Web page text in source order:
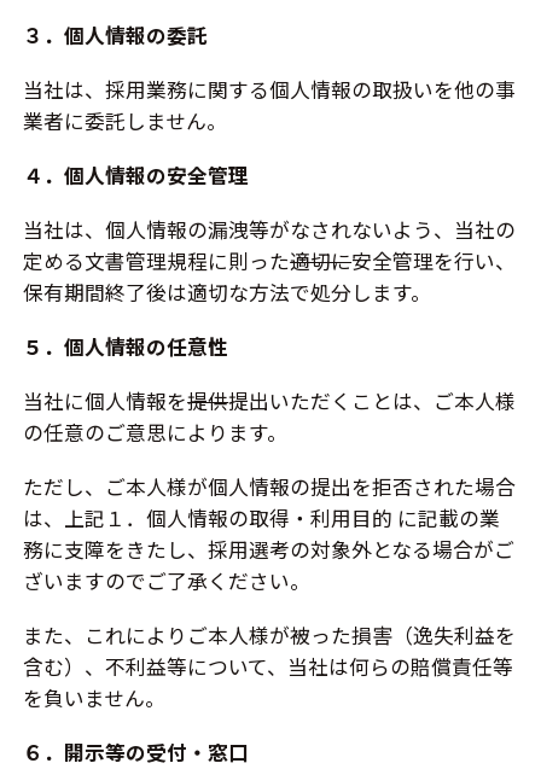
３．個人情報の委託
当社は、採用業務に関する個人情報の取扱いを他の事
業者に委託しません。
４．個人情報の安全管理
当社は、個人情報の漏洩等がなされないよう、当社の
定める文書管理規程に則った適切に安全管理を行い、
保有期間終了後は適切な方法で処分します。
５．個人情報の任意性
当社に個人情報を提供提出いただくことは、ご本人様
の任意のご意思によります。
ただし、ご本人様が個人情報の提出を拒否された場合
は、上記１．個人情報の取得・利用目的 に記載の業
務に支障をきたし、採用選考の対象外となる場合がご
ざいますのでご了承ください。
また、これによりご本人様が被った損害（逸失利益を
含む）、不利益等について、当社は何らの賠償責任等
を負いません。
６．開示等の受付・窓口